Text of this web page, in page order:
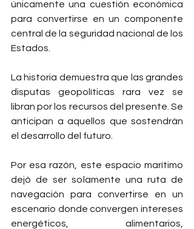
únicamente una cuestión económica
para convertirse en un componente
central de la seguridad nacional de los
Estados.
La historia demuestra que las grandes
disputas geopolíticas rara vez se
libran por los recursos del presente. Se
anticipan a aquellos que sostendrán
el desarrollo del futuro.
Por esa razón, este espacio marítimo
dejó de ser solamente una ruta de
navegación para convertirse en un
escenario donde convergen intereses
energéticos, alimentarios,